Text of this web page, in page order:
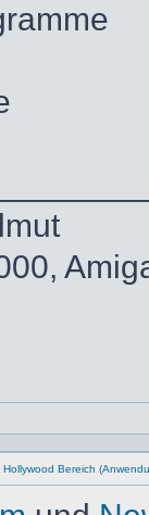
Hollywood Bereich